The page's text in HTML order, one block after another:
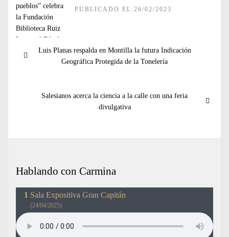
PUBLICADO EL:26/02/2023
de
Entrada
anterior:
Luis Planas respalda en Montilla la futura Indicación
Geográfica Protegida de la Tonelería
Entrada
Salesianos acerca la ciencia a la calle con una feria
divulgativa
Hablando con Carmina
Sala Expositiva Gran Capitán
(24/04/2025)